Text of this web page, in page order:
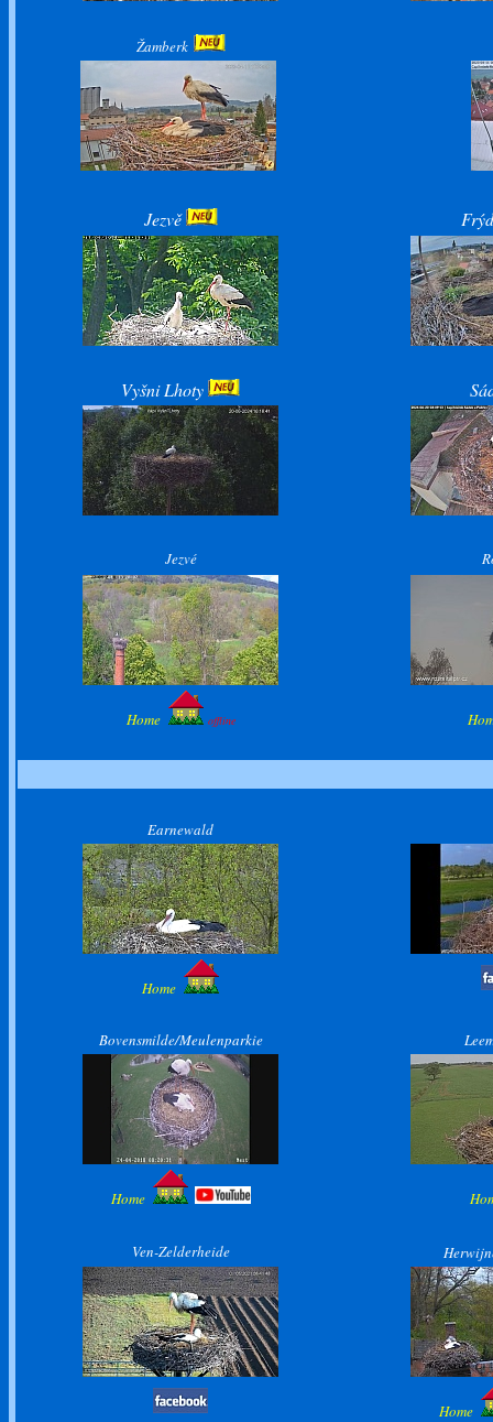
Žamberk
Jezvě
Vyšni Lhoty
Jezvé
Home offline
Earnewald
Home
Bovensmilde/Meulenparkie
Home
Ven-Zelderheide H
Home